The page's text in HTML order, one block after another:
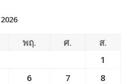
พฤ. ศ.
ส.
1
6 7
8